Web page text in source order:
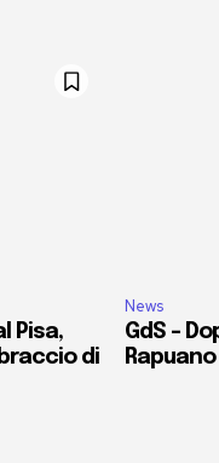
Pisa,
braccio di
News
GdS –